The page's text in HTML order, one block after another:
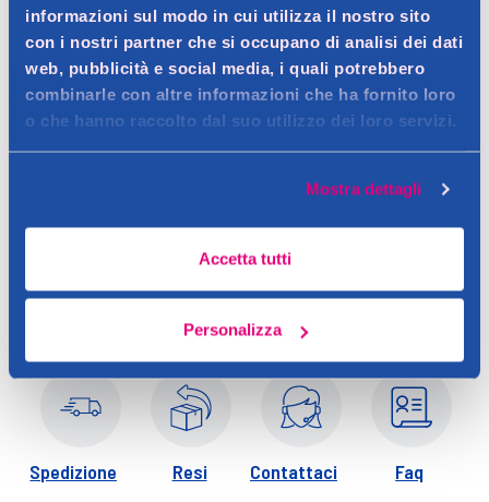
informazioni sul modo in cui utilizza il nostro sito
con i nostri partner che si occupano di analisi dei dati
web, pubblicità e social media, i quali potrebbero
combinarle con altre informazioni che ha fornito loro
o che hanno raccolto dal suo utilizzo dei loro servizi.
Mostra dettagli
Accetta tutti
Personalizza
Descrizione
Spedizione Resi Contattaci Faq